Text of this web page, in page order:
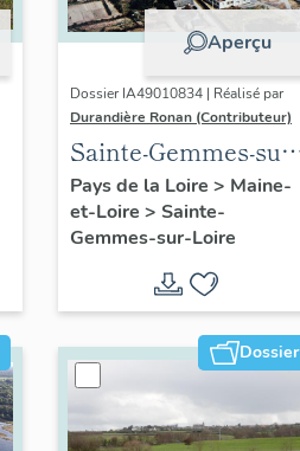
Aperçu
Dossier IA49010834 | Réalisé par
Durandière Ronan (Contributeur)
Sainte-Gemmes-sur-
Loire : présentation
de la commune
Pays de la Loire > Maine-
et-Loire > Sainte-
Gemmes-sur-Loire
Dossier